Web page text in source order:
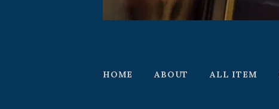
HOME ABOUT ALL ITEM